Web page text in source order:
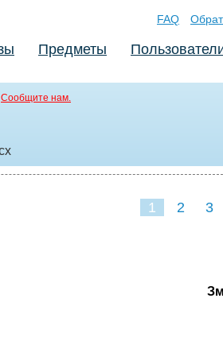
FAQ
Предметы
Сообщите нам.
1 2 3